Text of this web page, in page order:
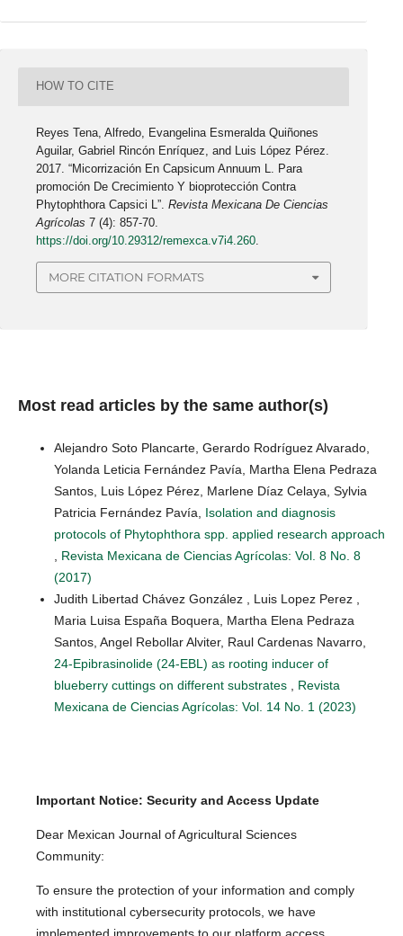
HOW TO CITE
Reyes Tena, Alfredo, Evangelina Esmeralda Quiñones
Aguilar, Gabriel Rincón Enríquez, and Luis López Pérez.
2017. “Micorrización En Capsicum Annuum L. Para
promoción De Crecimiento Y bioprotección Contra
Phytophthora Capsici L”.Revista Mexicana De Ciencias
Agrícolas 7 (4): 857-70.
https://doi.org/10.29312/remexca.v7i4.260
MORE CITATION FORMATS
Most read articles by the same author(s)
Alejandro Soto Plancarte, Gerardo Rodríguez Alvarado,
Yolanda Leticia Fernández Pavía, Martha Elena Pedraza
Santos, Luis López Pérez, Marlene Díaz Celaya, Sylvia
Patricia Fernández Pavía, Isolation and diagnosis
protocols of Phytophthora spp. applied research approach
Revista Mexicana de Ciencias Agrícolas: Vol. 8 No. 8
(2017)
Judith Libertad Chávez González , Luis Lopez Perez ,
Maria Luisa España Boquera, Martha Elena Pedraza
Santos, Angel Rebollar Alviter, Raul Cardenas Navarro,
24-Epibrasinolide (24-EBL) as rooting inducer of
blueberry cuttings on different substrates
Revista
Mexicana de Ciencias Agrícolas: Vol. 14 No. 1 (2023)
Important Notice: Security and Access Update
Dear Mexican Journal of Agricultural Sciences
Community:
To ensure the protection of your information and comply
with institutional cybersecurity protocols, we have
implemented improvements to our platform access